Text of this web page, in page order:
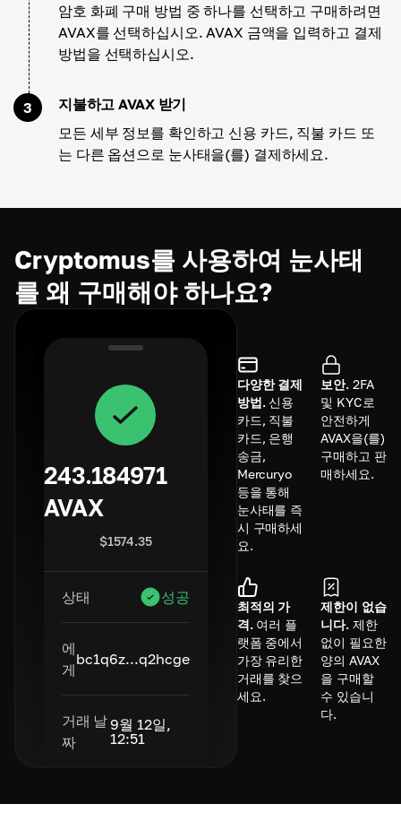
암호 화폐 구매 방법 중 하나를 선택하고 구매하려면
AVAX를 선택하십시오. AVAX 금액을 입력하고 결제
방법을 선택하십시오.
3
지불하고 AVAX 받기
모든 세부 정보를 확인하고 신용 카드, 직불 카드 또
는 다른 옵션으로 눈사태을(를) 결제하세요.
Cryptomus를 사용하여 눈사태
를 왜 구매해야 하나요?
243.184971
AVAX
$1574.35
상태 성공
에
게
bc1q6z...q2hcge
거래 날
짜
9월 12일,
12:51
다양한 결제
방법. 신용
카드, 직불
카드, 은행
송금,
Mercuryo
등을 통해
눈사태를 즉
시 구매하세
요.
보안. 2FA
및 KYC로
안전하게
AVAX을(를)
구매하고 판
매하세요.
최적의 가
격. 여러 플
랫폼 중에서
가장 유리한
거래를 찾으
세요.
제한이 없습
니다. 제한
없이 필요한
양의 AVAX
을 구매할
수 있습니
다.